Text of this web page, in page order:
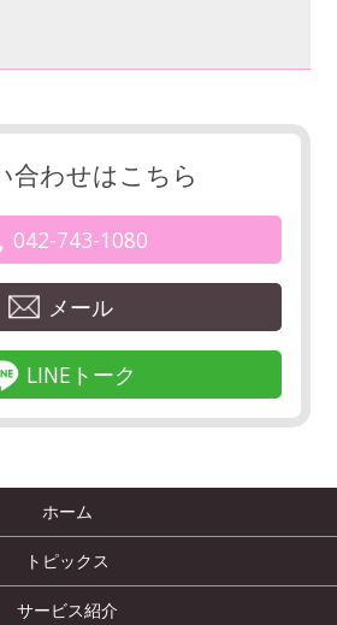
合わせはこちら
042-743-1080
メール
LINEトーク
ホーム
トピックス
サービス紹介